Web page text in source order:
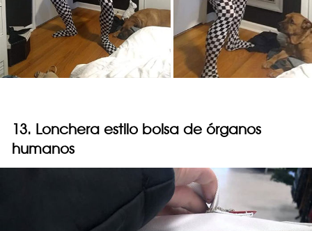
13. Lonchera estilo bolsa de órganos
humanos